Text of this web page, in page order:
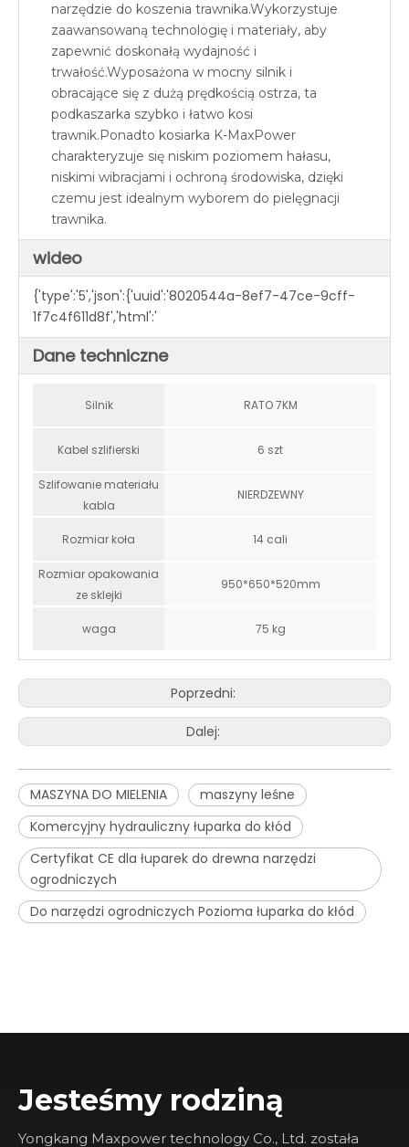
narzędzie do koszenia trawnika.Wykorzystuje
zaawansowaną technologię i materiały, aby
zapewnić doskonałą wydajność i
trwałość.Wyposażona w mocny silnik i
obracające się z dużą prędkością ostrza, ta
podkaszarka szybko i łatwo kosi
trawnik.Ponadto kosiarka K-MaxPower
charakteryzuje się niskim poziomem hałasu,
niskimi wibracjami i ochroną środowiska, dzięki
czemu jest idealnym wyborem do pielęgnacji
trawnika.
wideo
{'type':'5','json':{'uuid':'8020544a-8ef7-47ce-9cff-
1f7c4f611d8f','html':'
Dane techniczne
Silnik RATO 7KM
Kabel szlifierski 6 szt
Szlifowanie materiału
kabla
NIERDZEWNY
Rozmiar koła 14 cali
Rozmiar opakowania
ze sklejki
950*650*520mm
waga 75 kg
Poprzedni:
Dalej:
MASZYNA DO MIELENIA
maszyny leśne
Komercyjny hydrauliczny łuparka do kłód
Certyfikat CE dla łuparek do drewna narzędzi
ogrodniczych
Do narzędzi ogrodniczych Pozioma łuparka do kłód
Jesteśmy rodziną
Yongkang Maxpower technology Co., Ltd. została